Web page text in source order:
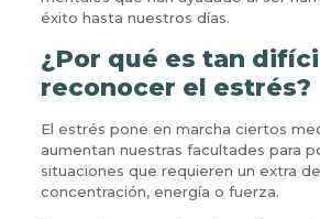
éxito hasta nuestros días.
¿Por qué es tan
reconocer el estrés?
El estrés pone en marcha ciertos
aumentan nuestras facultades para
situaciones que requieren un extra
concentración, energía o fuerza.